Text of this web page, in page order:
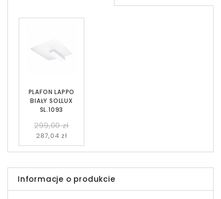
PLAFON LAPPO
BIAŁY SOLLUX
SL.1093
299,00 zł
287,04 zł
Informacje o produkcie